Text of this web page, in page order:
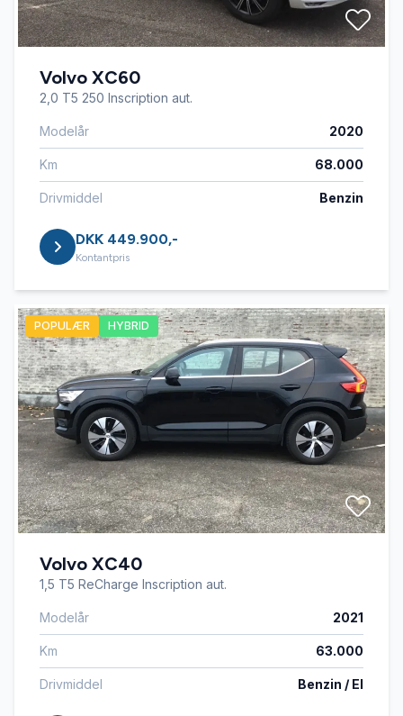
Volvo XC60
2,0 T5 250 Inscription aut.
Modelår 2020
Km 68.000
Drivmiddel Benzin
DKK 449.900,-
Kontantpris
POPULÆR HYBRID
Volvo XC40
1,5 T5 ReCharge Inscription aut.
Modelår 2021
Km 63.000
Drivmiddel Benzin / El